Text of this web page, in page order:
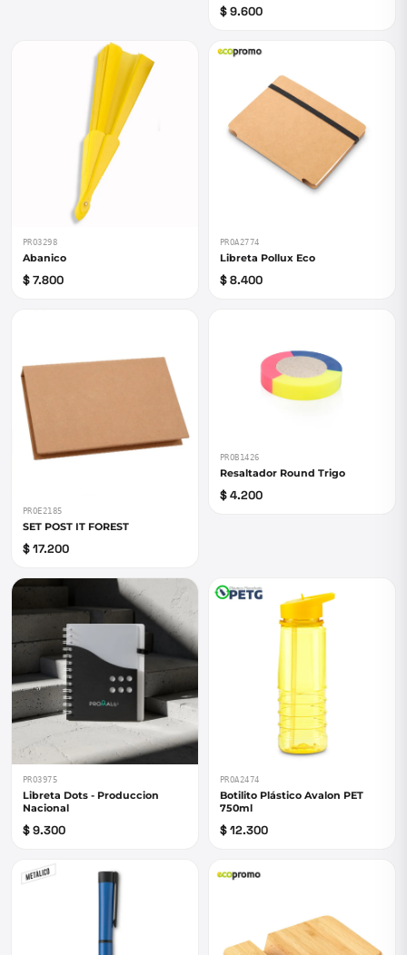
$ 9.600
PRO3298
Abanico
$ 7.800
PROA2774
Libreta Pollux Eco
$ 8.400
PROE2185
SET POST IT FOREST
$ 17.200
PROB1426
Resaltador Round Trigo
$ 4.200
PRO3975
Libreta Dots - Produccion
Nacional
$ 9.300
PROA2474
Botilito Plástico Avalon PET
750ml
$ 12.300